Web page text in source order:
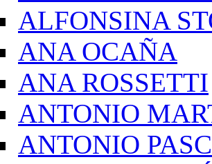
ALFONSINA
ANA OCAÑA
ANA ROSSETTI
ANTONIO
ANTONIO